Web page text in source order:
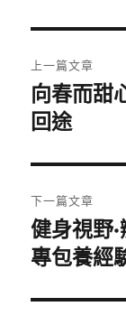
章
導
覽
上一篇文章
上
一
文
章:
向春而甜
回途
下一篇文章
下
一
文
健身視野
專包養經